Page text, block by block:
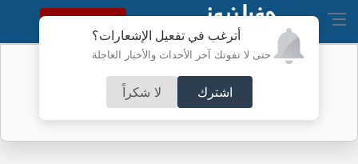
أترغب في تفعيل الإشعارات؟
حتى لا تفوتك آخر الأحداث والأخبار العاجلة
اشترك لا شكراً
النسخة الكاملة